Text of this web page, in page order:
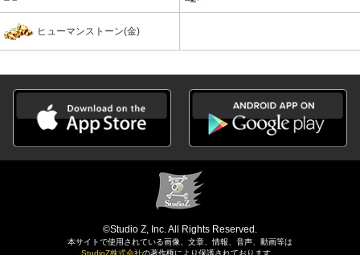
ヒューマンストーン(金)
©Studio Z, Inc. All Rights Reserved.
本サイトで使用されている画像、文章、情報、音声、動画等は